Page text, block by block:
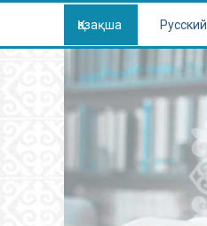
Қазақша Русский